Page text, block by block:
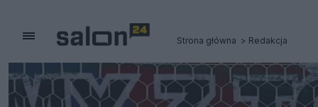
Strona główna Redakcja